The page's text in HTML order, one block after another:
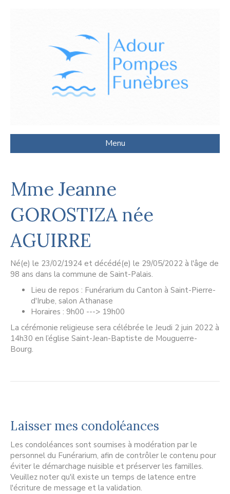
Menu
Mme Jeanne
GOROSTIZA née
AGUIRRE
Né(e) le 23/02/1924 et décédé(e) le 29/05/2022 à l'âge de
98 ans dans la commune de Saint-Palais.
Lieu de repos : Funérarium du Canton à Saint-Pierre-
d'Irube, salon Athanase
Horaires : 9h00 ---> 19h00
La cérémonie religieuse sera célébrée le Jeudi 2 juin 2022 à
14h30 en l’église Saint-Jean-Baptiste de Mouguerre-
Bourg.
Laisser mes condoléances
Les condoléances sont soumises à modération par le
personnel du Funérarium, afin de contrôler le contenu pour
éviter le démarchage nuisible et préserver les familles.
Veuillez noter qu'il existe un temps de latence entre
l'écriture de message et la validation.